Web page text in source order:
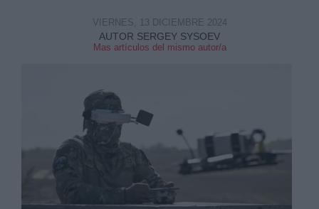
AUTOR SERGEY SYSOEV
Mas artículos del mismo autor/a
VIERNES, 13 DICIEMBRE 2024
link